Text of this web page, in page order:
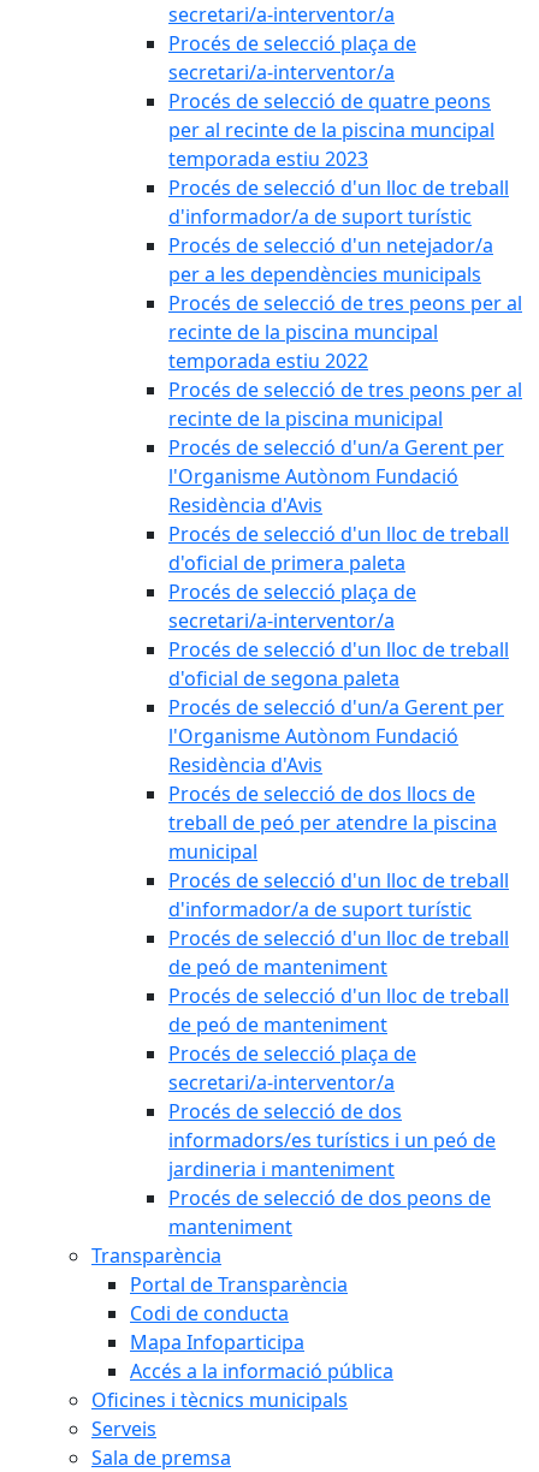
secretari/a-interventor/a
Procés de selecció plaça de
secretari/a-interventor/a
Procés de selecció de quatre peons
per al recinte de la piscina muncipal
temporada estiu 2023
Procés de selecció d'un lloc de treball
d'informador/a de suport turístic
Procés de selecció d'un netejador/a
per a les dependències municipals
Procés de selecció de tres peons per al
recinte de la piscina muncipal
temporada estiu 2022
Procés de selecció de tres peons per al
recinte de la piscina municipal
Procés de selecció d'un/a Gerent per
l'Organisme Autònom Fundació
Residència d'Avis
Procés de selecció d'un lloc de treball
d'oficial de primera paleta
Procés de selecció plaça de
secretari/a-interventor/a
Procés de selecció d'un lloc de treball
d'oficial de segona paleta
Procés de selecció d'un/a Gerent per
l'Organisme Autònom Fundació
Residència d'Avis
Procés de selecció de dos llocs de
treball de peó per atendre la piscina
municipal
Procés de selecció d'un lloc de treball
d'informador/a de suport turístic
Procés de selecció d'un lloc de treball
de peó de manteniment
Procés de selecció d'un lloc de treball
de peó de manteniment
Procés de selecció plaça de
secretari/a-interventor/a
Procés de selecció de dos
informadors/es turístics i un peó de
jardineria i manteniment
Procés de selecció de dos peons de
manteniment
Transparència
Portal de Transparència
Codi de conducta
Mapa Infoparticipa
Accés a la informació pública
Oficines i tècnics municipals
Serveis
Sala de premsa